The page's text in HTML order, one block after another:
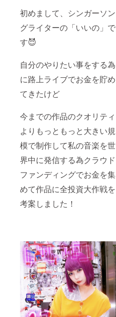
初めまして、シンガーソン
グライターの「いいの」で
す😈
自分のやりたい事をする為
に路上ライブでお金を貯め
てきたけど
今までの作品のクオリティ
よりもっともっと大きい規
模で制作して私の音楽を世
界中に発信する為クラウド
ファンディングでお金を集
めて作品に全投資大作戦を
考案しました！